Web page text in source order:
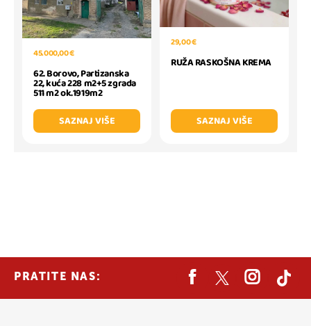
45.000,00 €
62. Borovo, Partizanska
22, kuća 228 m2+5 zgrada
511 m2 ok.1919m2
SAZNAJ VIŠE
29,00 €
RUŽA RASKOŠNA KREMA
SAZNAJ VIŠE
PRATITE NAS: